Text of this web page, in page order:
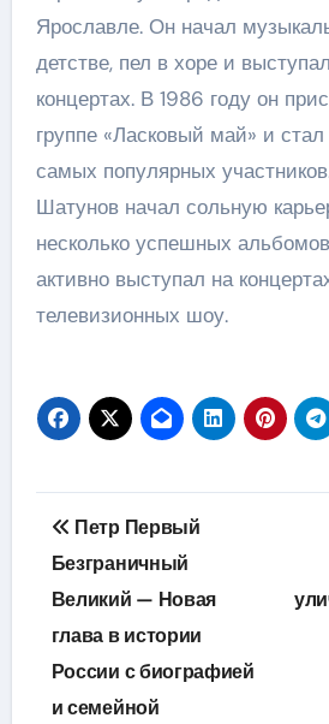
Ярославле. Он начал
детстве, пел в хоре и
концертах. В 1986 году он
группе «Ласковый май» и
самых популярных
Шатунов начал сольную
несколько успешных
активно выступал на
телевизионных шоу.
Навигация
по
записям
Петр Первый
Безграничный
Великий — Новая
глава в истории
России с биографией
и семейной